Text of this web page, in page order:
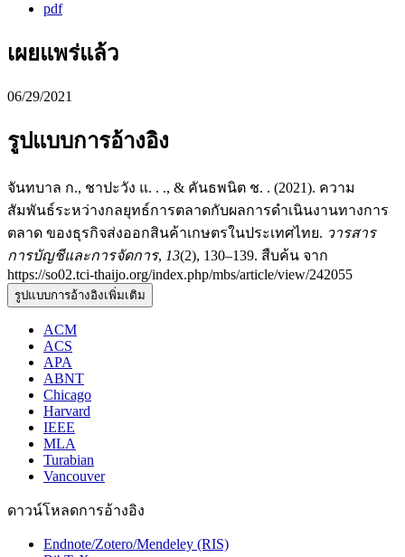
pdf
เผยแพร่แล้ว
06/29/2021
รูปแบบการอ้างอิง
จันทบาล ก., ชาปะวัง แ. . ., & คันธพนิต ช. . (2021). ความ
สัมพันธ์ระหว่างกลยุทธ์การตลาดกับผลการดำเนินงานทางการ
ตลาด ของธุรกิจส่งออกสินค้าเกษตรในประเทศไทย. วารสาร
การบัญชีและการจัดการ, 13(2), 130–139. สืบค้น จาก
https://so02.tci-thaijo.org/index.php/mbs/article/view/242055
รูปแบบการอ้างอิงเพิ่มเติม
ACM
ACS
APA
ABNT
Chicago
Harvard
IEEE
MLA
Turabian
Vancouver
ดาวน์โหลดการอ้างอิง
Endnote/Zotero/Mendeley (RIS)